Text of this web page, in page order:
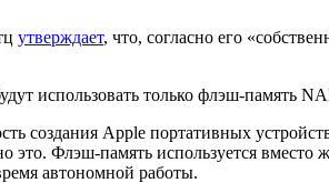
утверждает, что, согласно его
использовать только флэш-память
создания Apple портативных
это. Флэш-память используется
автономной работы.